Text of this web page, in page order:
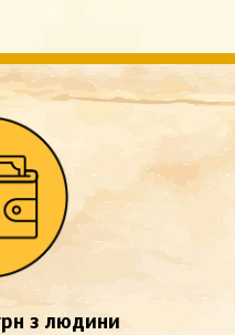
з людини